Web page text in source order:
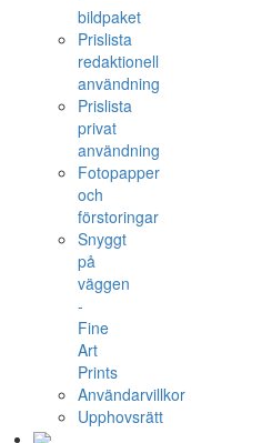
bildpaket
Prislista
redaktionell
användning
Prislista
privat
användning
Fotopapper
och
förstoringar
Snyggt
på
väggen
-
Fine
Art
Prints
Användarvillkor
Upphovsrätt